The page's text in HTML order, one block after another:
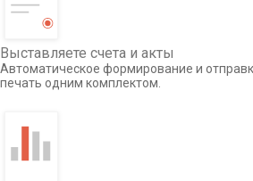
Выставляете счета и акты
Автоматическое формирование и
печать одним комплектом.